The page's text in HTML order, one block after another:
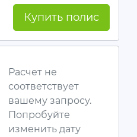
Купить полис
Расчет не
соответствует
вашему запросу.
Попробуйте
изменить дату